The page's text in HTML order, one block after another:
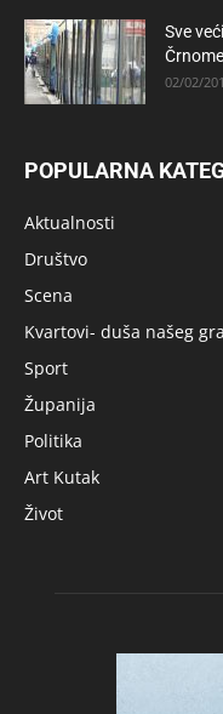
Sve
02/02/
POPULARNA
Aktualnosti
Društvo
Scena
Kvartovi- duša našeg
Sport
Županija
Politika
Art Kutak
Život